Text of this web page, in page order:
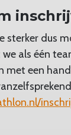
sterker dus
als één
met een